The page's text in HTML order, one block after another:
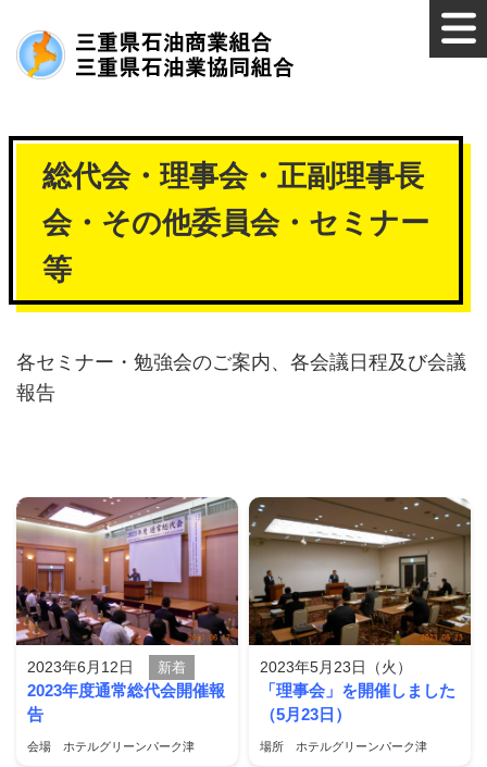
総代会・理事会・正副理事長
会・その他委員会・セミナー
等
各セミナー・勉強会のご案内、各会議日程及び会議
報告
2023年6月12日 新着
2023年度通常総代会開催報
告
会場 ホテルグリーンパーク津
2023年5月23日（火）
「理事会」を開催しました
（5月23日）
場所 ホテルグリーンパーク津